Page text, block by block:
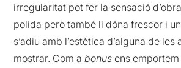
irregularitat pot fer la sensació
polida però també li dóna frescor i
s’adiu amb l’estètica d’alguna de
mostrar. Com abonusens